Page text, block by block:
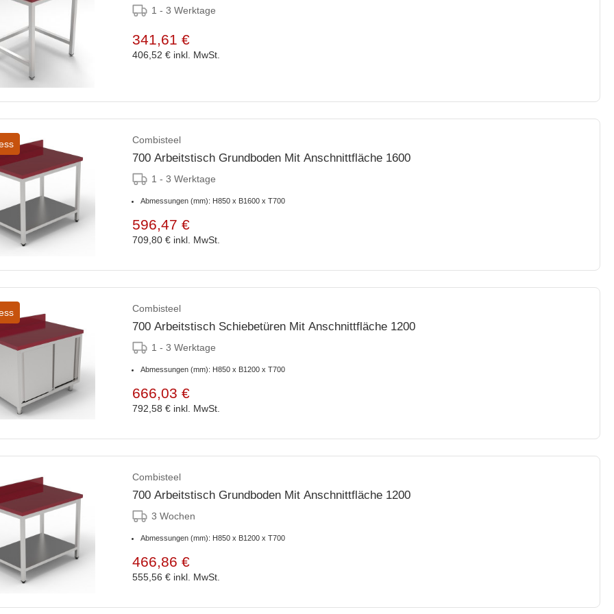
1 - 3 Werktage
341,61 €
406,52 € inkl. MwSt.
Combisteel
700 Arbeitstisch Grundboden Mit Anschnittfläche 1600
1 - 3 Werktage
Abmessungen (mm): H850 x B1600 x T700
596,47 €
709,80 € inkl. MwSt.
Combisteel
700 Arbeitstisch Schiebetüren Mit Anschnittfläche 1200
1 - 3 Werktage
Abmessungen (mm): H850 x B1200 x T700
666,03 €
792,58 € inkl. MwSt.
Combisteel
700 Arbeitstisch Grundboden Mit Anschnittfläche 1200
3 Wochen
Abmessungen (mm): H850 x B1200 x T700
466,86 €
555,56 € inkl. MwSt.